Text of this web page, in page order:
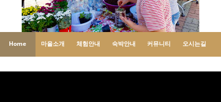
Home 마을소개 체험안내 숙박안내 커뮤니티 오시는길